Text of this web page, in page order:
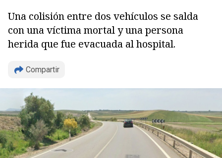
Una colisión entre dos vehículos se salda
con una víctima mortal y una persona
herida que fue evacuada al hospital.
Compartir
Copiar